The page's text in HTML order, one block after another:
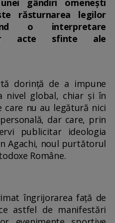
gândiri omenești
răsturnarea legilor
o interpretare
acte sfinte ale
dorință de a impune
nivel global, chiar și în
care nu au legătură nici
dar care, prin
publicitar ideologia
Agachi, noul purtătorul
Române.
îngrijorarea față de
astfel de manifestări